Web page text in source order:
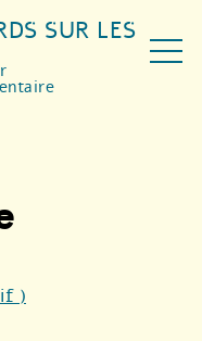
SUR LES
)